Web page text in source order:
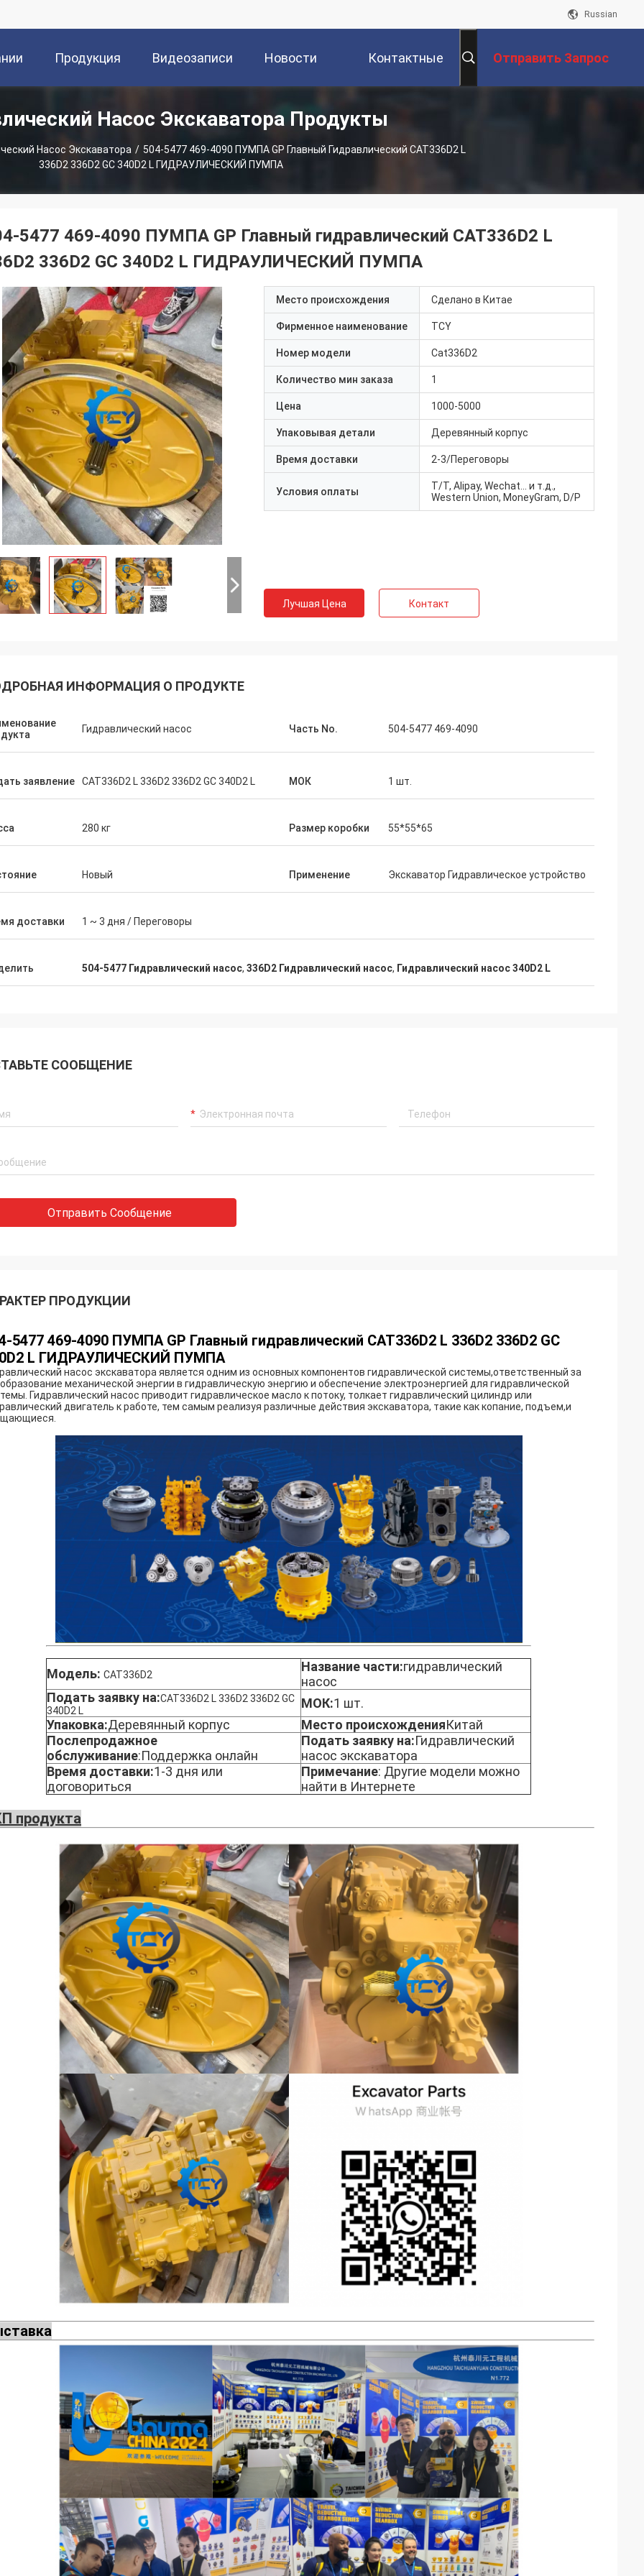
Russian
Продукция Видеозаписи Новости Контактные Отправить Запрос
Насос Экскаватора Продукты
Насос Экскаватора / 504-5477 469-4090 ПУМПА GP Главный Гидравлический CAT336D2 L
336D2 336D2 GC 340D2 L ГИДРАУЛИЧЕСКИЙ ПУМПА
5477 469-4090 ПУМПА GP Главный гидравлический CAT336D2 L
336D2 GC 340D2 L ГИДРАУЛИЧЕСКИЙ ПУМПА
Место происхождения Сделано в Китае
Фирменное наименование TCY
Номер модели Cat336D2
Количество мин заказа 1
Цена 1000-5000
Упаковывая детали Деревянный корпус
Время доставки 2-3/Переговоры
Условия оплаты
T/T, Alipay, Wechat... и т.д.,
Western Union, MoneyGram, D/P
Лучшая Цена Контакт
ИНФОРМАЦИЯ О ПРОДУКТЕ
Гидравлический насос Часть No. 504-5477 469-4090
заявление CAT336D2 L 336D2 336D2 GC 340D2 L МОК 1 шт.
280 кг Размер коробки 55*55*65
Новый Применение Экскаватор Гидравлическое устройство
доставки 1 ~ 3 дня / Переговоры
504-5477 Гидравлический насос, 336D2 Гидравлический насос, Гидравлический насос 340D2 L
СООБЩЕНИЕ
Отправить Сообщение
ПРОДУКЦИИ
5477 469-4090 ПУМПА GP Главный гидравлический CAT336D2 L 336D2 336D2 GC
L ГИДРАУЛИЧЕСКИЙ ПУМПА
насос экскаватора является одним из основных компонентов гидравлической системы,ответственный за
механической энергии в гидравлическую энергию и обеспечение электроэнергией для гидравлической
Гидравлический насос приводит гидравлическое масло к потоку, толкает гидравлический цилиндр или
двигатель к работе, тем самым реализуя различные действия экскаватора, такие как копание, подъем,и
Модель: CAT336D2
Название части:гидравлический
насос
Подать заявку на:CAT336D2 L 336D2 336D2 GC
340D2 L
МОК:1 шт.
Упаковка:Деревянный корпус Место происхожденияКитай
Послепродажное
обслуживание:Поддержка онлайн
Подать заявку на:Гидравлический
насос экскаватора
Время доставки:1-3 дня или
договориться
Примечание: Другие модели можно
найти в Интернете
продукта